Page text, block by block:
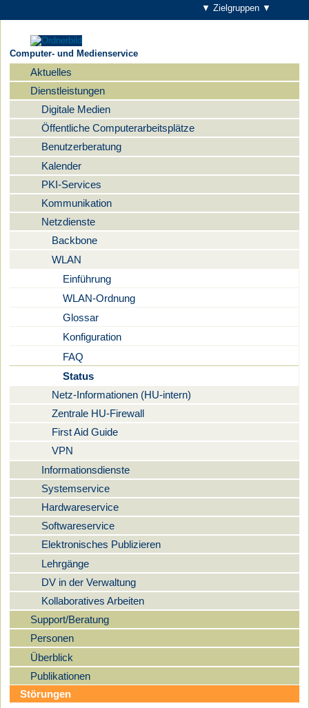
▼ Zielgruppen ▼
Computer- und Medienservice
Navigation
Aktuelles
Dienstleistungen
Digitale Medien
Öffentliche Computerarbeitsplätze
Benutzerberatung
Kalender
PKI-Services
Kommunikation
Netzdienste
Backbone
WLAN
Einführung
WLAN-Ordnung
Glossar
Konfiguration
FAQ
Status
Netz-Informationen (HU-intern)
Zentrale HU-Firewall
First Aid Guide
VPN
Informationsdienste
Systemservice
Hardwareservice
Softwareservice
Elektronisches Publizieren
Lehrgänge
DV in der Verwaltung
Kollaboratives Arbeiten
Support/Beratung
Personen
Überblick
Publikationen
Störungen